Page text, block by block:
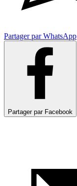
Partager par WhatsApp
Partager par Facebook